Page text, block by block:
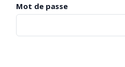
Mot de passe